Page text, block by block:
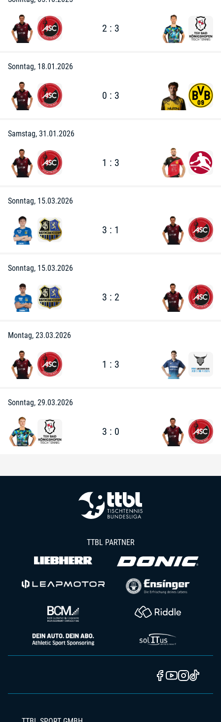
2 : 3
Sonntag, 18.01.2026
0 : 3
Samstag, 31.01.2026
1 : 3
Sonntag, 15.03.2026
3 : 1
Sonntag, 15.03.2026
3 : 2
Montag, 23.03.2026
1 : 3
Sonntag, 29.03.2026
3 : 0
TTBL PARTNER